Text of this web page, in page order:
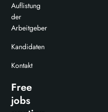
Auflistung
der
Arbeitgeber
Kandidaten
Kontakt
Free
jobs